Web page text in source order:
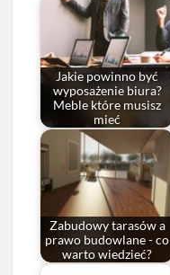
Jakie powinno być
wyposażenie biura?
Meble które musisz
mieć
Zabudowy tarasów a
prawo budowlane - co
warto wiedzieć?